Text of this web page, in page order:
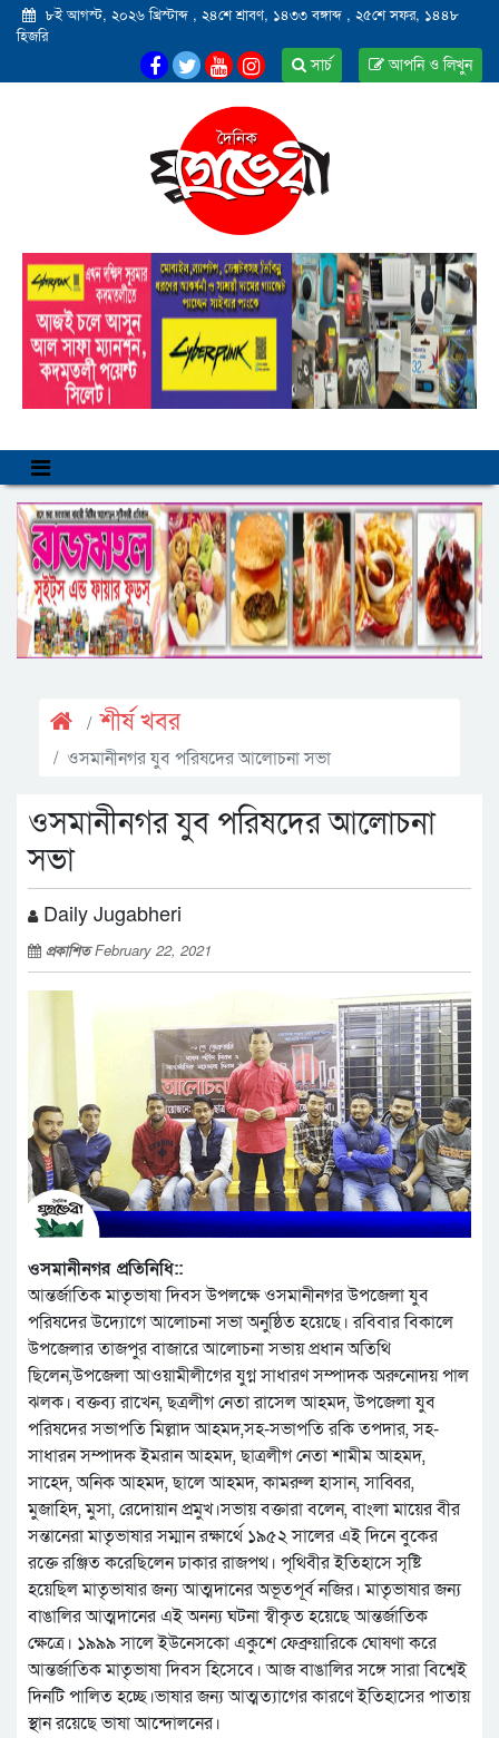
৮ই আগস্ট, ২০২৬ খ্রিস্টাব্দ , ২৪শে শ্রাবণ, ১৪৩৩ বঙ্গাব্দ , ২৫শে সফর, ১৪৪৮
হিজরি
আপনি ও লিখুন
সার্চ
শীর্ষ খবর
ওসমানীনগর যুব পরিষদের আলোচনা সভা
ওসমানীনগর যুব পরিষদের আলোচনা
সভা
Daily Jugabheri
প্রকাশিতFebruary 22, 2021
ওসমানীনগর প্রতিনিধি::
আন্তর্জাতিক মাতৃভাষা দিবস উপলক্ষে ওসমানীনগর উপজেলা যুব
পরিষদের উদ্যোগে আলোচনা সভা অনুষ্ঠিত হয়েছে। রবিবার বিকালে
উপজেলার তাজপুর বাজারে আলোচনা সভায় প্রধান অতিথি
ছিলেন,উপজেলা আওয়ামীলীগের যুগ্ন সাধারণ সম্পাদক অরুনোদয় পাল
ঝলক। বক্তব্য রাখেন, ছত্রলীগ নেতা রাসেল আহমদ, উপজেলা যুব
পরিষদের সভাপতি মিল্লাদ আহমদ,সহ-সভাপতি রকি তপদার, সহ-
সাধারন সম্পাদক ইমরান আহমদ, ছাত্রলীগ নেতা শামীম আহমদ,
সাহেদ, অনিক আহমদ, ছালে আহমদ, কামরুল হাসান, সাব্বির,
মুজাহিদ, মুসা, রেদোয়ান প্রমুখ।সভায় বক্তারা বলেন, বাংলা মায়ের বীর
সন্তানেরা মাতৃভাষার সম্মান রক্ষার্থে ১৯৫২ সালের এই দিনে বুকের
রক্তে রঞ্জিত করেছিলেন ঢাকার রাজপথ। পৃথিবীর ইতিহাসে সৃষ্টি
হয়েছিল মাতৃভাষার জন্য আত্মদানের অভূতপূর্ব নজির। মাতৃভাষার জন্য
বাঙালির আত্মদানের এই অনন্য ঘটনা স্বীকৃত হয়েছে আন্তর্জাতিক
ক্ষেত্রে। ১৯৯৯ সালে ইউনেসকো একুশে ফেব্রুয়ারিকে ঘোষণা করে
আন্তর্জাতিক মাতৃভাষা দিবস হিসেবে। আজ বাঙালির সঙ্গে সারা বিশ্বেই
দিনটি পালিত হচ্ছে।ভাষার জন্য আত্মত্যাগের কারণে ইতিহাসের পাতায়
স্থান রয়েছে ভাষা আন্দোলনের।